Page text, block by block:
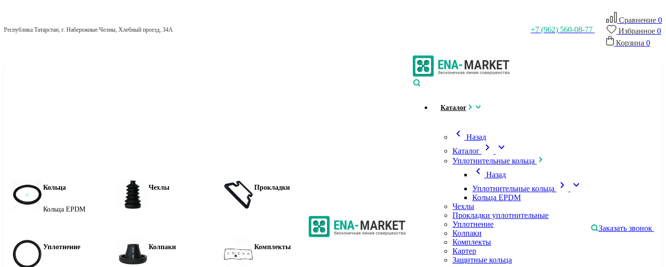
Республика Татарстан, г. Набережные Челны, Хлебный проезд, 34А +7 (962) 560-08-77
Сравнение 0
Избранное 0
Корзина 0
Кольца
Кольца EPDM
Чехлы Прокладки
Уплотнение Колпаки Комплекты
Каталог
chevron_left
Назад
Каталог
chevron_right expand_more
Уплотнительные кольца
chevron_left
Назад
Уплотнительные кольца
chevron_right expand_more
Кольца EPDM
Чехлы
Прокладки уплотнительные
Уплотнение
Колпаки
Комплекты
Картер
Защитные кольца
Заказать звонок